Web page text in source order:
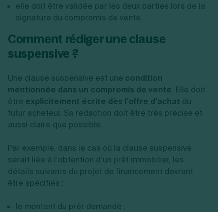
elle doit être validée par les deux parties lors de la
signature du compromis de vente.
Comment rédiger une clause
suspensive ?
Une clause suspensive est une condition
mentionnée dans un compromis de vente. Elle doit
être explicitement écrite dès l’offre d’achat du
futur acheteur. Sa rédaction doit être très précise et
aussi claire que possible.
Par exemple, dans le cas où la clause suspensive
serait liée à l’obtention d’un prêt immobilier, les
détails suivants du projet de financement devront
être spécifiés :
le montant du prêt demandé ;